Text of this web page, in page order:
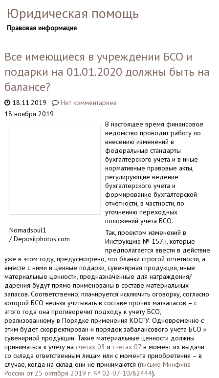
Юридическая помощь
Правовая информация
Все имеющиеся в учреждении БСО и
подарки на 01.01.2020 должны быть на
балансе?
18.11.2019
Нет комментариев
18 ноября 2019
Nomadsoul1
/ Depositphotos.com
В настоящее время финансовое
ведомство проводит работу по
внесению изменений в
федеральные стандарты
бухгалтерского учета и в иные
нормативные правовые акты,
регулирующие ведение
бухгалтерского учета и
формирование бухгалтерской
отчетности, в частности, по
уточнению переходных
положений учета БСО.
Так, проектом изменений в
Инструкцию № 157н, которые
предполагается ввести в действие
уже в этом году, предусмотрено, что бланки строгой отчетности, а
вместе с ними и ценные подарки, сувенирная продукция, иные
материальные ценности, предназначенные для награждения/
дарения будут прямо поименованы в составе материальных
запасов. Соответственно, планируется исключить оговорку, согласно
которой БСО нельзя учитывать в составе прочих матзапасов – с
этого года она противоречит подходу к учету БСО,
реализованному в Порядке применения КОСГУ. Одновременно с
этим будет скорректирован и порядок забалансового учета БСО и
сувенирной продукции. Такие материальные ценности должны
приниматься к учету на счетах 03 и счетах 07в момент их выдачи
со склада ответственным лицам или с момента приобретения – в
случае, когда на склад они не принимаются (письмо Минфина
России от 25 октября 2019 г. № 02-07-10/82444).